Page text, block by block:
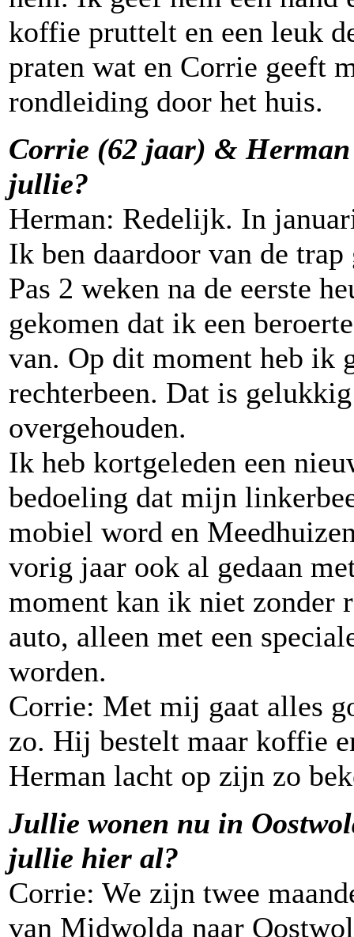
koffie pruttelt en een leuk
praten wat en Corrie geeft
rondleiding door het huis.
Corrie (62 jaar) &
jullie?
Herman: Redelijk. In
Ik ben daardoor van de
Pas 2 weken na de eerste
gekomen dat ik een
van. Op dit moment heb ik
rechterbeen. Dat is
overgehouden.
Ik heb kortgeleden een
bedoeling dat mijn
mobiel word en
vorig jaar ook al gedaan
moment kan ik niet zonder
auto, alleen met een
worden.
Corrie: Met mij gaat alles
zo. Hij bestelt maar koffie
Herman lacht op zijn zo
Jullie wonen nu in
jullie hier al?
Corrie: We zijn twee
van Midwolda naar